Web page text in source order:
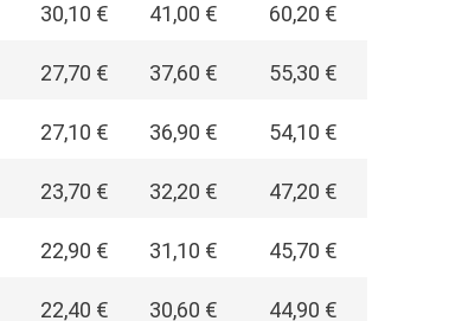
30,10 € 41,00 € 60,20 €
27,70 € 37,60 € 55,30 €
27,10 € 36,90 € 54,10 €
23,70 € 32,20 € 47,20 €
22,90 € 31,10 € 45,70 €
22,40 € 30,60 € 44,90 €